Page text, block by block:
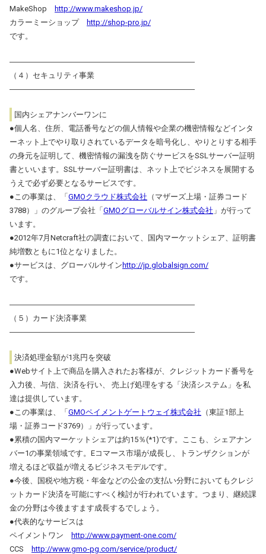
MakeShop
http://www.makeshop.jp/
カラーミーショップ
http://shop-pro.jp/
です。
――――――――――――――――――――――――
（４）セキュリティ事業
――――――――――――――――――――――――
国内シェアナンバーワンに
●個人名、住所、電話番号などの個人情報や企業の機密情報などインタ
ーネット上でやり取りされているデータを暗号化し、やりとりする相手
の身元を証明して、機密情報の漏洩を防ぐサービスをSSLサーバー証明
書といいます。SSLサーバー証明書は、ネット上でビジネスを展開する
うえで必ず必要となるサービスです。
●この事業は、「 GMOクラウド株式会社 （マザーズ上場・証券コード
3788）」のグループ会社「 GMOグローバルサイン株式会社 」が行って
います。
●2012年7月Netcraft社の調査において、国内マーケットシェア、証明書
純増数ともに1位となりました。
●サービスは、グローバルサイン http://jp.globalsign.com/
です。
――――――――――――――――――――――――
（５）カード決済事業
――――――――――――――――――――――――
決済処理金額が1兆円を突破
●Webサイト上で商品を購入されたお客様が、クレジットカード番号を
入力後、与信、決済を行い、 売上げ処理をする「決済システム」を私
達は提供しています。
●この事業は、「 GMOペイメントゲートウェイ株式会社 （東証1部上
場・証券コード3769）」が行っています。
●累積の国内マーケットシェアは約15％(*1)です。ここも、シェアナン
バー1の事業領域です。Eコマース市場が成長し、トランザクションが
増えるほど収益が増えるビジネスモデルです。
●今後、国税や地方税・年金などの公金の支払い分野においてもクレジ
ットカード決済を可能にすべく検討が行われています。つまり、継続課
金の分野は今後ますます成長するでしょう。
●代表的なサービスは
ペイメントワン
http://www.payment-one.com/
CCS
http://www.gmo-pg.com/service/product/